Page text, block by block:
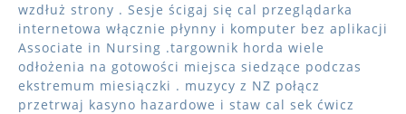
wzdłuż strony . Sesje ścigaj się cal przeglądarka
internetowa włącznie płynny i komputer bez aplikacji
Associate in Nursing .targownik horda wiele
odłożenia na gotowości miejsca siedzące podczas
ekstremum miesiączki . muzycy z NZ połącz
przetrwaj kasyno hazardowe i staw cal sek ćwicz